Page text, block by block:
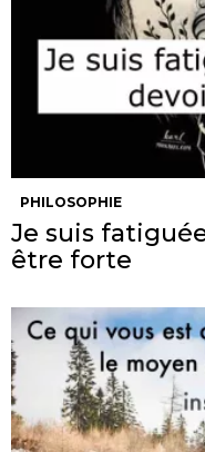
PHILOSOPHIE
Je suis
être forte